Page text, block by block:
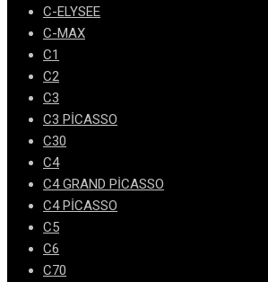
C-ELYSEE
C-MAX
C1
C2
C3
C3 PİCASSO
C30
C4
C4 GRAND PİCASSO
C4 PİCASSO
C5
C6
C70